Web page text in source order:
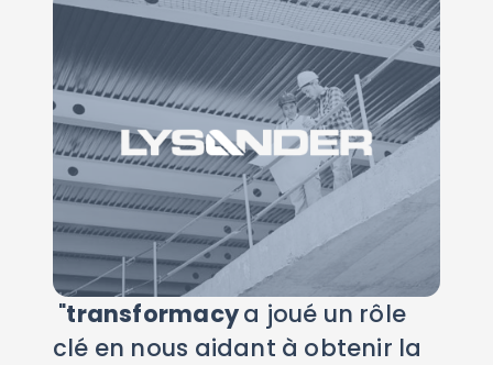
"transformacya joué un rôle
clé en nous aidant à obtenir la